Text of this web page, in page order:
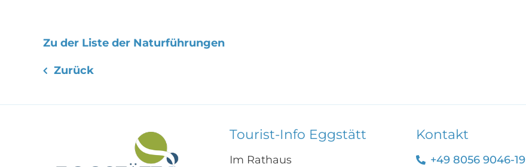
Zu der Liste der Naturführungen
Zurück
Tourist-Info Eggstätt
Im Rathaus
Kontakt
+49 8056 9046-19